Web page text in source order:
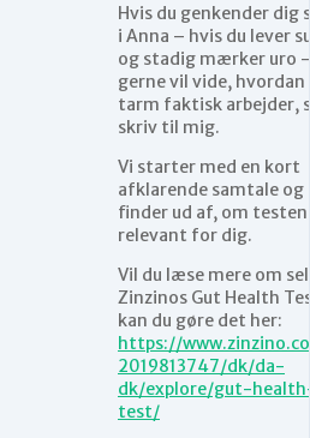
Hvis du genkender dig
i Anna – hvis du lever
og stadig mærker uro
gerne vil vide, hvordan
tarm faktisk arbejder,
skriv til mig.
Vi starter med en kort
afklarende samtale og
finder ud af, om testen
relevant for dig.
Vil du læse mere om
Zinzinos Gut Health
kan du gøre det her:
https://
2019813747/dk/da-
dk/explore/gut-
test/